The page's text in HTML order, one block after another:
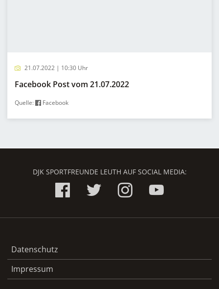
21.07.2022 | 10:30 Uhr
Facebook Post vom 21.07.2022
Quelle: Facebook
DJK SPORTFREUNDE LEUTH AUF SOCIAL MEDIA:
Datenschutz
Impressum